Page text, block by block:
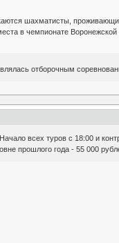
шахматисты,
в чемпионате
отборочным
всех туров с 18:00 и
прошлого года - 55 000